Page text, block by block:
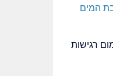
המים
רגישות